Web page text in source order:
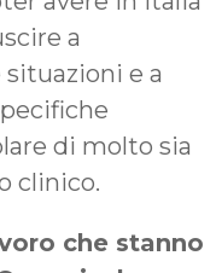
a
e a
di molto sia
clinico.
che stanno